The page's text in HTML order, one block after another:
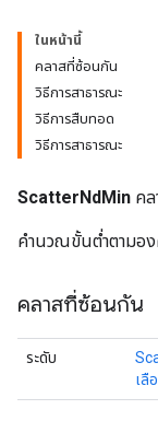
ในหน้านี้
คลาสที่ซ้อนกัน
วิธีการสาธารณะ
วิธีการสืบทอด
วิธีการสาธารณะ
ScatterNdMin คล
คำนวณขั้นต่ำตามอ
คลาสที่ซ้อนกัน
ระดับ
เลื